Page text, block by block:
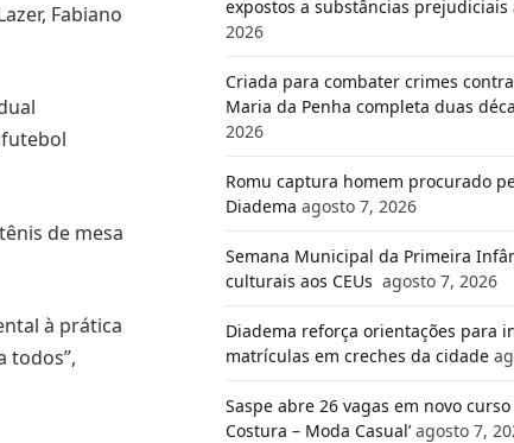
Fabiano
de mesa
à prática
todos”,
expostos a substâncias prejudiciais
2026
Criada para combater crimes
Maria da Penha completa duas
2026
Romu captura homem procurado
Diadema agosto 7, 2026
Semana Municipal da Primeira
culturais aos CEUs agosto 7, 2026
Diadema reforça orientações para
matrículas em creches da cidade
Saspe abre 26 vagas em novo curso
Costura – Moda Casual’ agosto 7,